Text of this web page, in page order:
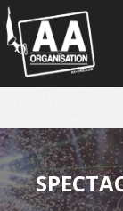
Panneau de gestion